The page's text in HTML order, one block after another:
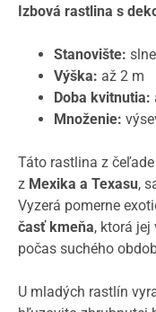
Izbová rastlina s
Stanovište:
Výška: až 2 m
Doba kvitnutia:
Množenie:
Táto rastlina z čeľade
z Mexika a Texasu,
Vyzerá pomerne
časť kmeňa, ktorá
počas suchého
U mladých rastlín